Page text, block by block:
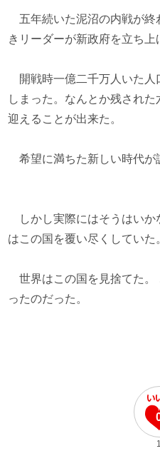
五年続いた泥沼の内戦が終
きリーダーが新政府を立ち上
開戦時一億二千万人いた人
しまった。なんとか残され
迎えることが出来た。
希望に満ちた新しい時代が
しかし実際にはそうはいか
はこの国を覆い尽くしていた
世界はこの国を見捨てた。
ったのだった。
1